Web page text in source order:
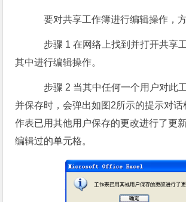
要对共享工作簿进行编辑操作，方
步骤 1 在网络上找到并打开共享
其中进行编辑操作。
步骤 2 当其中任何一个用户对此
并保存时，会弹出如图2所示的提示对话
作表已用其他用户保存的更改进行了更
编辑过的单元格。